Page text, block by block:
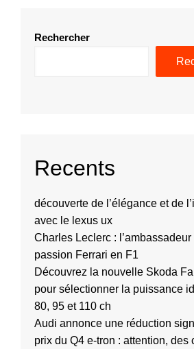
Rechercher
Recents
découverte de l’élégance et de
avec le lexus ux
Charles Leclerc : l’ambassadeur
passion Ferrari en F1
Découvrez la nouvelle Skoda
pour sélectionner la puissance
80, 95 et 110 ch
Audi annonce une réduction
prix du Q4 e-tron : attention, des